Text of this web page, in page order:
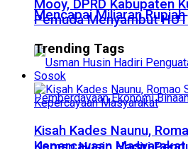
Mencapai Miliaran Rupiah
Mooy, DPRD Kabupaten
Pemuda Menyambut
Trending Tags
Sosok
Kisah Kades Naunu,